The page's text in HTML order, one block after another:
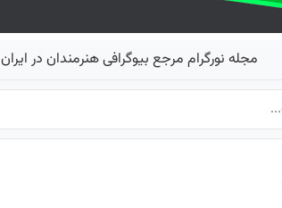
مجله نورگرام مرجع بیوگرافی هنرمندان در ایران